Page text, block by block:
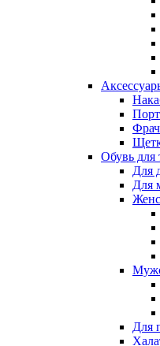
Обувь для
Для
Для
Для